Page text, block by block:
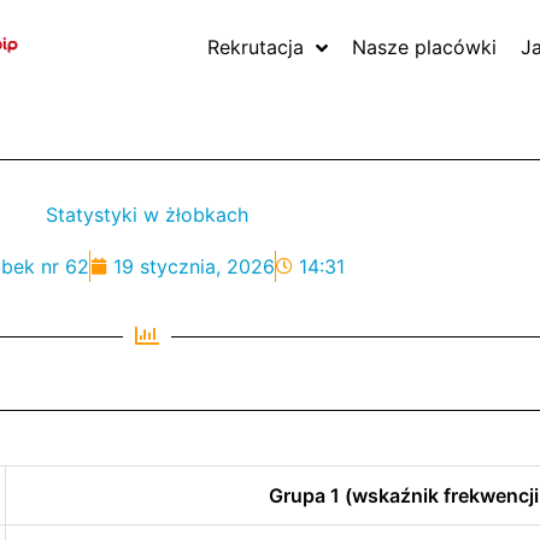
Rekrutacja Nasze placówki
Statystyki w żłobkach
nr 62 19 stycznia, 2026 14:31
Grupa 1 (wskaźnik